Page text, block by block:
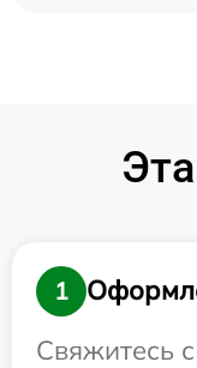
1
Свяжитесь